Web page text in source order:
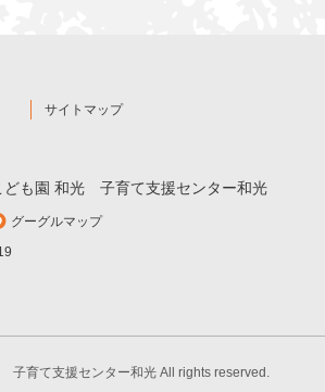
サイトマップ
ども園 和光 子育て支援センター和光
グーグルマップ
育て支援センター和光 All rights reserved.